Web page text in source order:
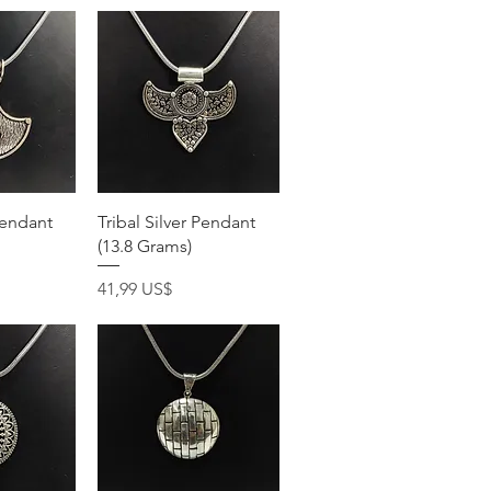
Vista rápida
Tribal Silver Pendant
(13.8 Grams)
Precio
41,99 US$